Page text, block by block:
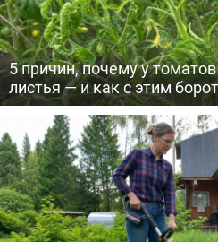
5 причин, почему у
листья — и как с этим